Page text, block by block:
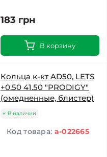
183 грн
В корзину
Кольца к-кт AD50, LETS
+0.50 41.50 "PRODIGY"
(омедненные, блистер)
В наличии
Код товара: a-022665